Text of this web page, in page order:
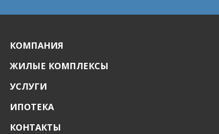
КОМПАНИЯ
ЖИЛЫЕ КОМПЛЕКСЫ
УСЛУГИ
ИПОТЕКА
КОНТАКТЫ